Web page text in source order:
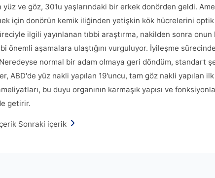
yüz ve göz, 30'lu yaşlarındaki bir erkek donörden geldi.
için donörün kemik iliğinden yetişkin kök hücrelerini
ilgili yayınlanan tıbbi araştırma, nakilden sonra
önemli aşamalara ulaştığını vurguluyor. İyileşme
normal bir adam olmaya geri döndüm, standart
ABD'de yüz nakli yapılan 19'uncu, tam göz nakli yapılan
bu duyu organının karmaşık yapısı ve
getirir.
Sonraki içerik